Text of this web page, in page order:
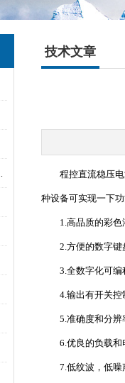
技术文章
程控直流稳压
种设备可实现一下
1.高品质的彩色
2.方便的数字键
3.全数字化可编
4.输出有开关控
5.准确度和分辨
6.优良的负载和
7.低纹波，低噪